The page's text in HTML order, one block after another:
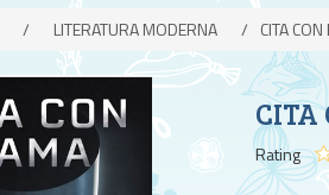
/ LITERATURA MODERNA / CITA
CITA
Rating